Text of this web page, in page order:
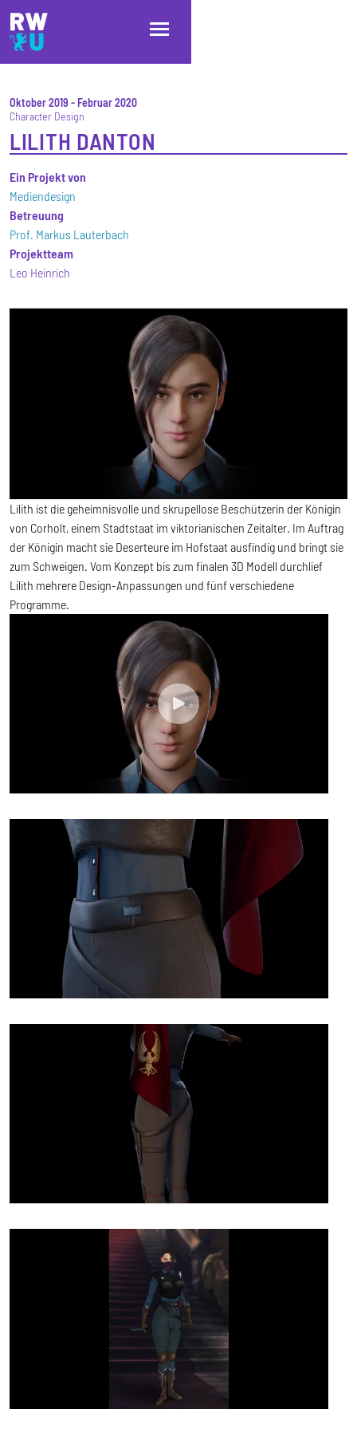
Direkt zum Inhalt
Direkt zur Hauptnavigation
Direkt zum Fußbereich
Oktober 2019 - Februar 2020
Character Design
LILITH DANTON
Ein Projekt von
Mediendesign
Betreuung
Prof. Markus Lauterbach
Projektteam
Leo Heinrich
Lilith ist die geheimnisvolle und skrupellose Beschützerin der Königin
von Corholt, einem Stadtstaat im viktorianischen Zeitalter. Im Auftrag
der Königin macht sie Deserteure im Hofstaat ausfindig und bringt sie
zum Schweigen. Vom Konzept bis zum finalen 3D Modell durchlief
Lilith mehrere Design-Anpassungen und fünf verschiedene
Programme.